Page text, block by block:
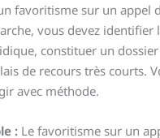
favoritisme sur un appel
vous devez identifier
constituer un
de recours très courts.
avec méthode.
: Le favoritisme sur un